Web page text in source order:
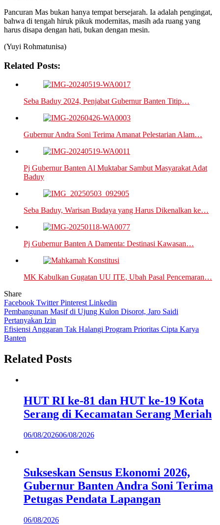
Pancuran Mas bukan hanya tempat bersejarah. Ia adalah pengingat,
bahwa di tengah hiruk pikuk modernitas, masih ada ruang yang
harus disapa dengan hati, bukan dengan mesin.
(Yuyi Rohmatunisa)
Related Posts:
Seba Baduy 2024, Penjabat Gubernur Banten Titip…
Gubernur Andra Soni Terima Amanat Pelestarian Alam…
Pj Gubernur Banten Al Muktabar Sambut Masyarakat Adat
Baduy
Seba Baduy, Warisan Budaya yang Harus Dikenalkan ke…
Pj Gubernur Banten A Damenta: Destinasi Kawasan…
MK Kabulkan Gugatan UU ITE, Ubah Pasal Pencemaran…
Share
Facebook TwitterPinterest Linkedin
Navigasi
pos
Pembangunan Masif di Ujung Kulon Disorot, Jaro Saidi
Pertanyakan Izin
Efisiensi Anggaran Tak Halangi Program Prioritas Cipta Karya
Banten
Related Posts
HUT RI ke-81 dan HUT ke-19 Kota
Serang di Kecamatan Serang Meriah
06/08/202606/08/2026
Sukseskan Sensus Ekonomi 2026,
Gubernur Banten Andra Soni Terima
Petugas Pendata Lapangan
06/08/2026